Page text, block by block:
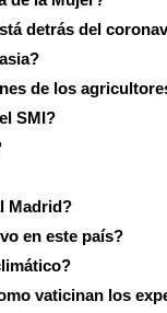
detrás del
de los
SMI?
Madrid?
en este país?
vaticinan los